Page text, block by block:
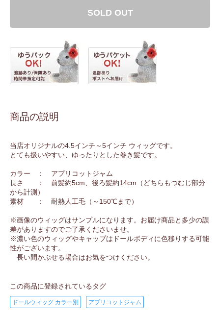
SOLD OUT
商品の説明
当店オリジナルの4.5インチ～5インチ ウィッグです。
とても扱いやすい、ゆったりとした巻き髪です。
カラー ： アプリコットジャム
長さ ： 前髪約5cm、後ろ髪約14cm（どちらもつむじ部分
から計測）
素材 ： 耐熱人工毛（～150℃まで）
※画像のウィッグはサンプルになります。お届け商品と多少の誤
差がありますのでご了承くださいませ。
※濃い色のウィッグやキャップはドールボディに色移りする可能
性がございます。
長い間かぶせる場合はお気をつけください。
この商品に登録されているタグ
ドールウィッグ カラー別 アプリコットジャム